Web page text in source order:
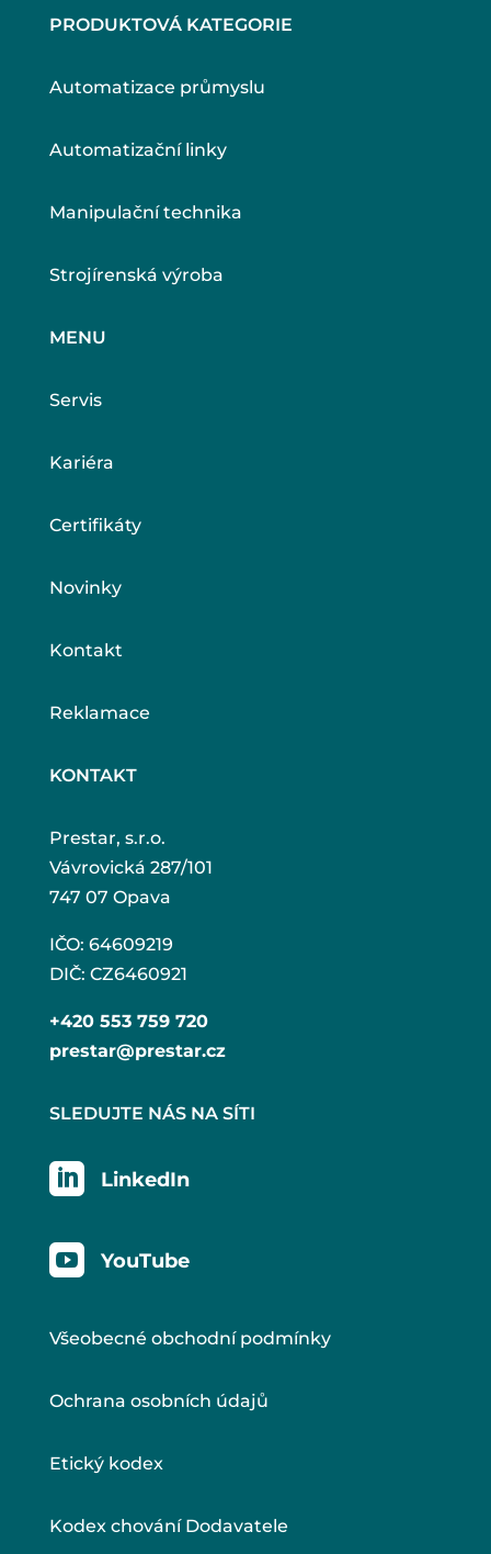
PRODUKTOVÁ KATEGORIE
Automatizace průmyslu
Automatizační linky
Manipulační technika
Strojírenská výroba
MENU
Servis
Kariéra
Certifikáty
Novinky
Kontakt
Reklamace
KONTAKT
Prestar, s.r.o.
Vávrovická 287/101
747 07 Opava
IČO: 64609219
DIČ: CZ6460921
+420 553 759 720
prestar@prestar.cz
SLEDUJTE NÁS NA SÍTI
 LinkedIn
 YouTube
Všeobecné obchodní podmínky
Ochrana osobních údajů
Etický kodex
Kodex chování Dodavatele